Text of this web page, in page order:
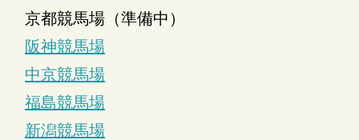
京都競馬場（準備中）
阪神競馬場
中京競馬場
福島競馬場
新潟競馬場